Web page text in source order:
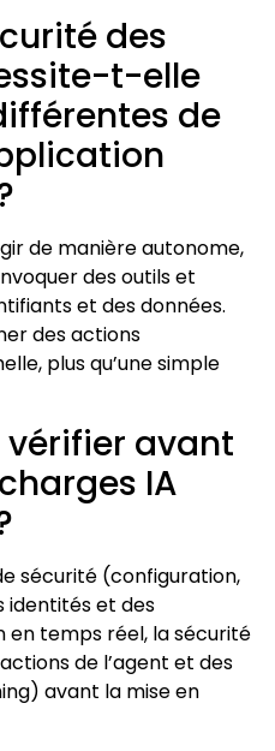
des
t-elle
de
de manière autonome,
des outils et
et des données.
des actions
plus qu’une simple
vérifier avant
IA
sécurité (configuration,
identités et des
en temps réel, la sécurité
de l’agent et des
avant la mise en